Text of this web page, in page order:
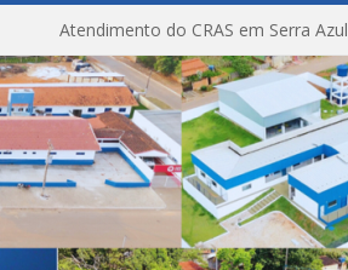
Atendimento do CRAS em Serra Azul